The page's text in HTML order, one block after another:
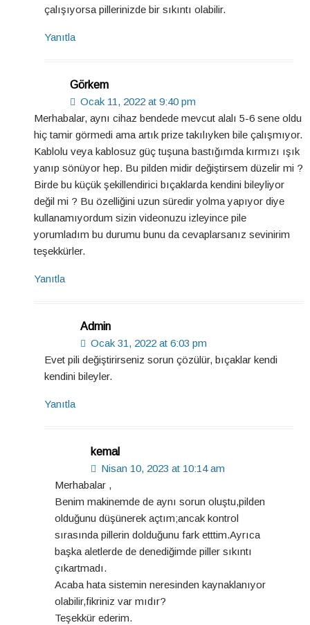
çalışıyorsa pillerinizde bir sıkıntı olabilir.
Yanıtla
Görkem
Ocak 11, 2022 at 9:40 pm
Merhabalar, aynı cihaz bendede mevcut alalı 5-6 sene oldu
hiç tamir görmedi ama artık prize takılıyken bile çalışmıyor.
Kablolu veya kablosuz güç tuşuna bastığımda kırmızı ışık
yanıp sönüyor hep. Bu pilden midir değiştirsem düzelir mi ?
Birde bu küçük şekillendirici bıçaklarda kendini bileyliyor
değil mi ? Bu özelliğini uzun süredir yolma yapıyor diye
kullanamıyordum sizin videonuzu izleyince pile
yorumladım bu durumu bunu da cevaplarsanız sevinirim
teşekkürler.
Yanıtla
Admin
Ocak 31, 2022 at 6:03 pm
Evet pili değiştirirseniz sorun çözülür, bıçaklar kendi
kendini bileyler.
Yanıtla
kemal
Nisan 10, 2023 at 10:14 am
Merhabalar ,
Benim makinemde de aynı sorun oluştu,pilden
olduğunu düşünerek açtım;ancak kontrol
sırasında pillerin dolduğunu fark etttim.Ayrıca
başka aletlerde de denediğimde piller sıkıntı
çıkartmadı.
Acaba hata sistemin neresinden kaynaklanıyor
olabilir,fikriniz var mıdır?
Teşekkür ederim.